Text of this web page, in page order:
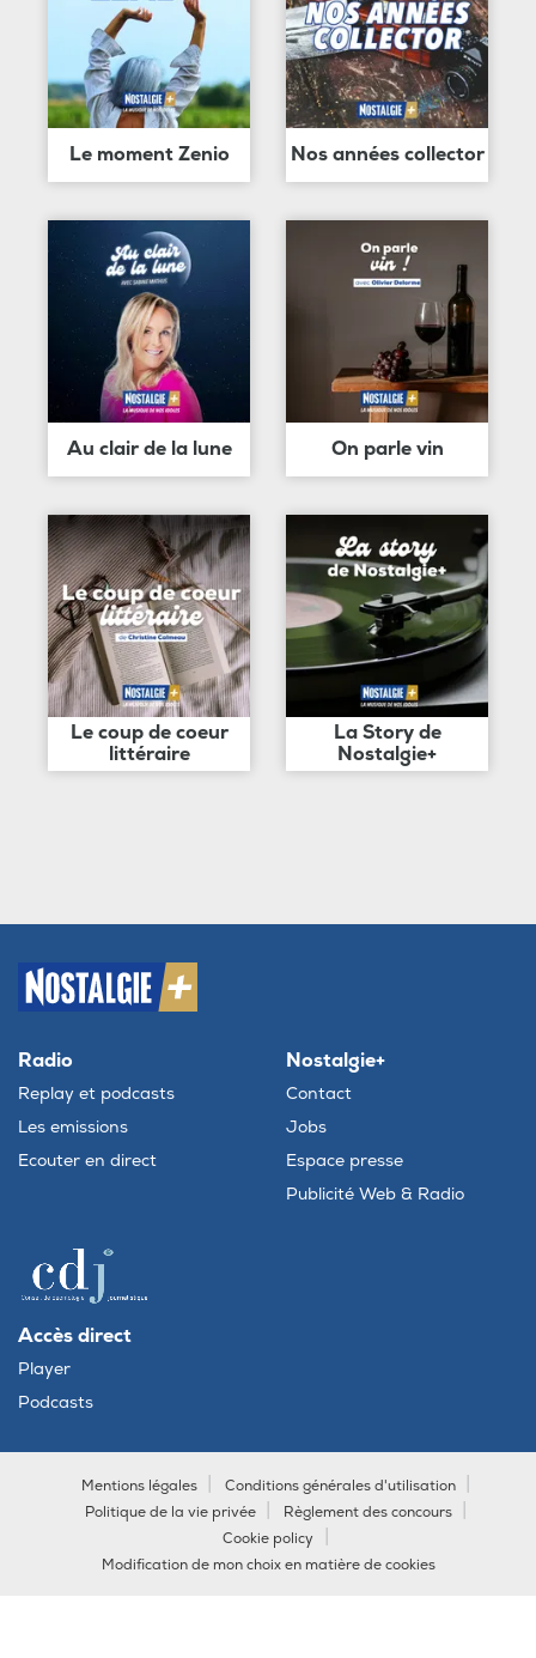
Le moment Zenio Nos années collector
Au clair de la lune On parle vin
Le coup de coeur
littéraire
La Story de
Nostalgie+
Radio
Replay et podcasts
Les emissions
Ecouter en direct
Nostalgie+
Contact
Jobs
Espace presse
Publicité Web & Radio
Accès direct
Player
Podcasts
Mentions légales
Conditions générales d'utilisation
Politique de la vie privée
Règlement des concours
Cookie policy
Modification de mon choix en matière de cookies